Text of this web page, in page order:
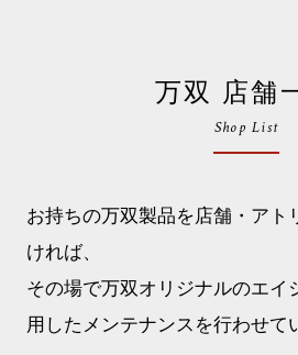
万双 店舗
Shop List
お持ちの万双製品を店舗・アト
ければ、
その場で万双オリジナルのエイ
用したメンテナンスを行わせて